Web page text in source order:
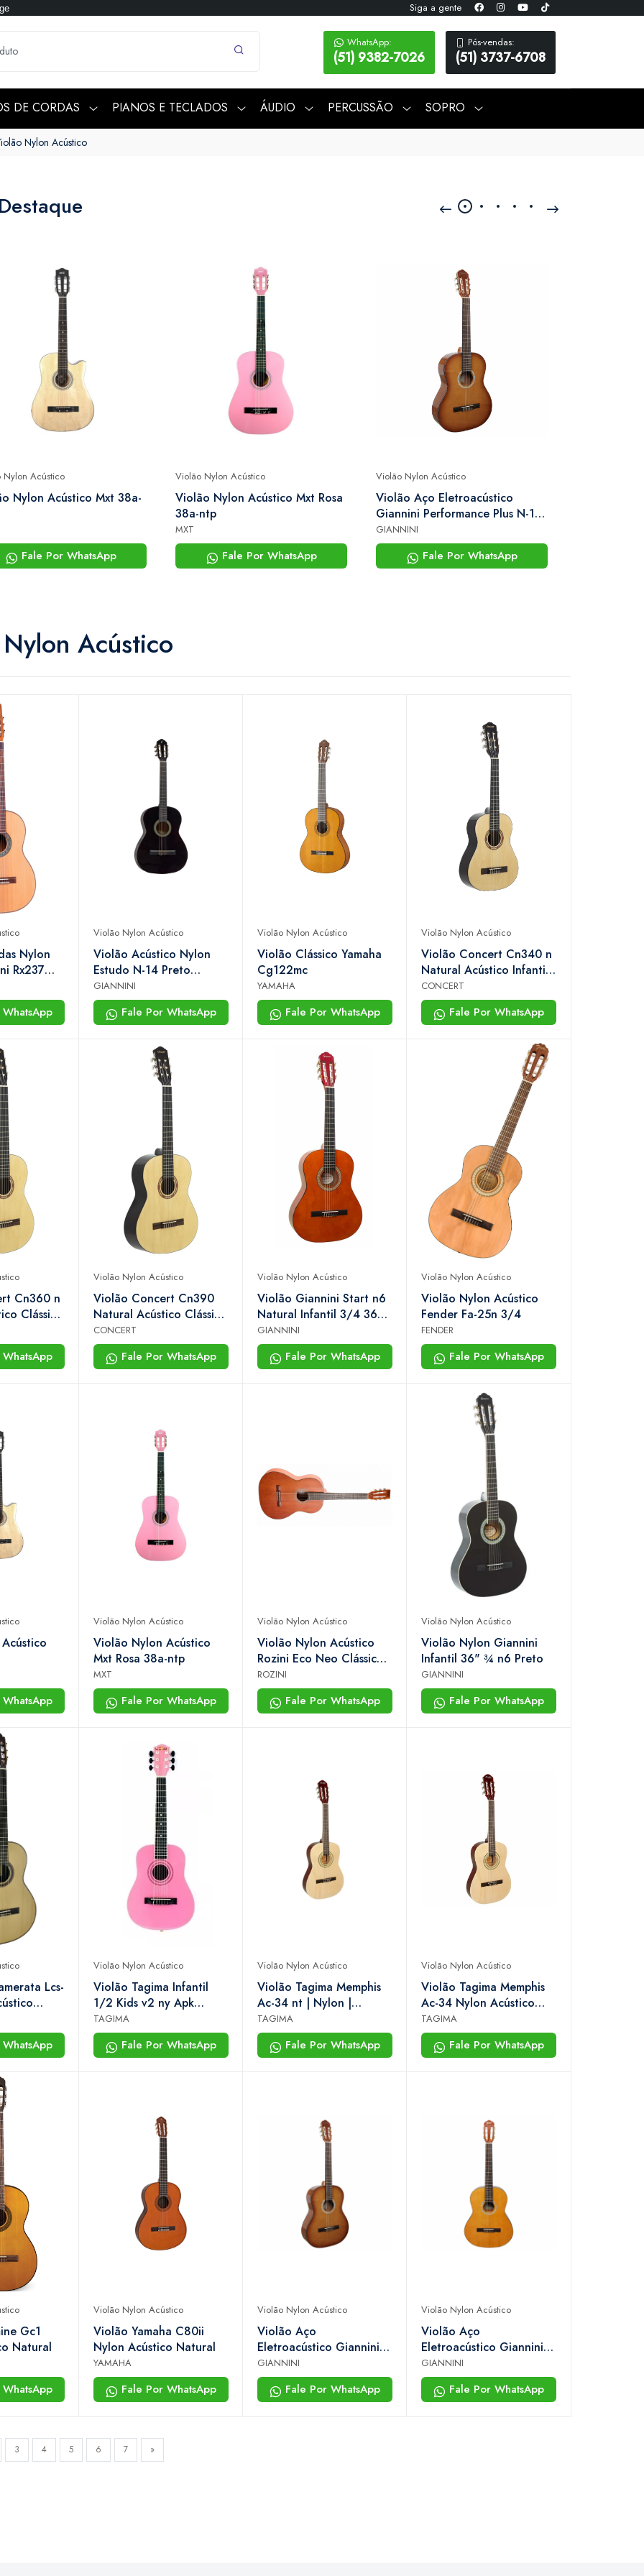
Siga a gente
WhatsApp:
(51) 9382-7026
Pós-vendas:
(51) 3737-6708
DE CORDAS PIANOS E TECLADOS ÁUDIO PERCUSSÃO SOPRO
Nylon Acústico
Nylon Acústico
Nylon Acústico Mxt 38a-
Fale Por WhatsApp
Violão Nylon Acústico
Violão Nylon Acústico Mxt Rosa
38a-ntp
MXT
Fale Por WhatsApp
Violão Nylon Acústico
Violão Aço Eletroacústico
Giannini Performance Plus N-17
lb (light Burst)
GIANNINI
Fale Por WhatsApp
Acústico
Nylon
Rx237
Cedro
Violão Nylon Acústico
Violão Acústico Nylon
Estudo N-14 Preto
Giannini
GIANNINI
Fale Por WhatsApp
Violão Nylon Acústico
Violão Clássico Yamaha
Cg122mc
YAMAHA
Fale Por WhatsApp
Violão Nylon Acústico
Violão Concert Cn340 n
Natural Acústico Infantil
Nylon 34” Com Tensor
CONCERT
Fale Por WhatsApp
Cn360 n
Clássico
Tensor
Violão Nylon Acústico
Violão Concert Cn390
Natural Acústico Clássico
Nylon 39” Com Tensor
CONCERT
Fale Por WhatsApp
Violão Nylon Acústico
Violão Giannini Start n6
Natural Infantil 3/4 36”
Nylon Acústico
GIANNINI
Fale Por WhatsApp
Violão Nylon Acústico
Violão Nylon Acústico
Fender Fa-25n 3/4
FENDER
Fale Por WhatsApp
Violão Nylon Acústico
Violão Nylon Acústico
Mxt Rosa 38a-ntp
MXT
Fale Por WhatsApp
Violão Nylon Acústico
Violão Nylon Acústico
Rozini Eco Neo Clássico
Mogno Rx206
ROZINI
Fale Por WhatsApp
Violão Nylon Acústico
Violão Nylon Giannini
Infantil 36" ¾ n6 Preto
GIANNINI
Fale Por WhatsApp
Lcs-
Violão Nylon Acústico
Violão Tagima Infantil
1/2 Kids v2 ny Apk
Azalea Pink
TAGIMA
Fale Por WhatsApp
Violão Nylon Acústico
Violão Tagima Memphis
Ac-34 nt | Nylon |
Acústico | 3/4
TAGIMA
Fale Por WhatsApp
Violão Nylon Acústico
Violão Tagima Memphis
Ac-34 Nylon Acústico
Natural
TAGIMA
Fale Por WhatsApp
Gc1
Natural
Violão Nylon Acústico
Violão Yamaha C80ii
Nylon Acústico Natural
YAMAHA
Fale Por WhatsApp
Violão Nylon Acústico
Violão Aço
Eletroacústico Giannini
Performance Plus N-17 lb
(light Burst)
GIANNINI
Fale Por WhatsApp
Violão Nylon Acústico
Violão Aço
Eletroacústico Giannini
Performance Plus N-17 n
(natural)
GIANNINI
Fale Por WhatsApp
3 4 5 6 7 »